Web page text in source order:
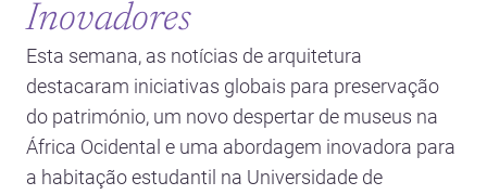
Inovadores
Esta semana, as notícias de arquitetura
destacaram iniciativas globais para preservação
do património, um novo despertar de museus na
África Ocidental e uma abordagem inovadora para
a habitação estudantil na Universidade de